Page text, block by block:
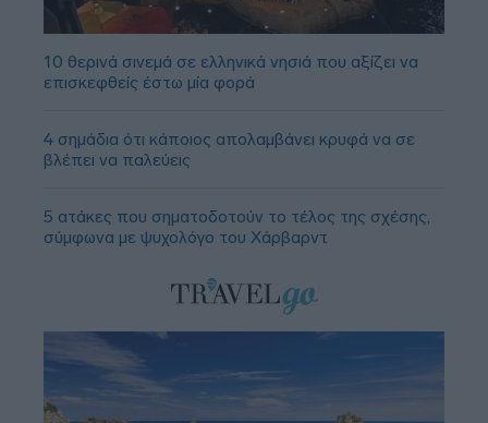
10 θερινά σινεμά σε ελληνικά νησιά που αξίζει να
επισκεφθείς έστω μία φορά
4 σημάδια ότι κάποιος απολαμβάνει κρυφά να σε
βλέπει να παλεύεις
5 ατάκες που σηματοδοτούν το τέλος της σχέσης,
σύμφωνα με ψυχολόγο του Χάρβαρντ